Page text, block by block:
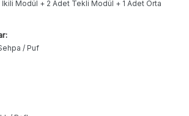
Modül + 2 Adet Tekli Modül + 1 Adet Orta
/ Puf